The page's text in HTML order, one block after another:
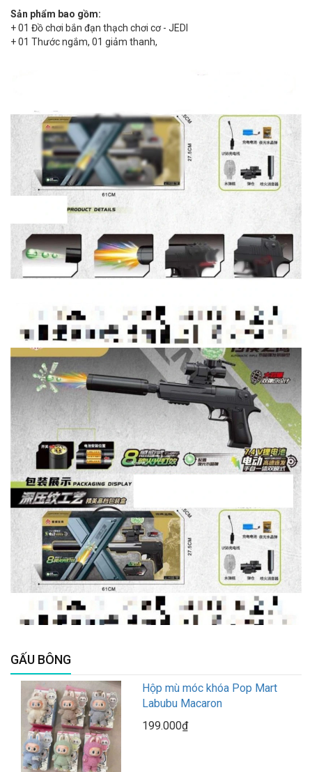
Sản phẩm bao gồm:
+ 01 Đồ chơi bắn đạn thạch chơi cơ - JEDI
+ 01 Thước ngắm, 01 giảm thanh,
GẤU BÔNG
Hộp mù móc khóa Pop Mart
Labubu Macaron
199.000₫